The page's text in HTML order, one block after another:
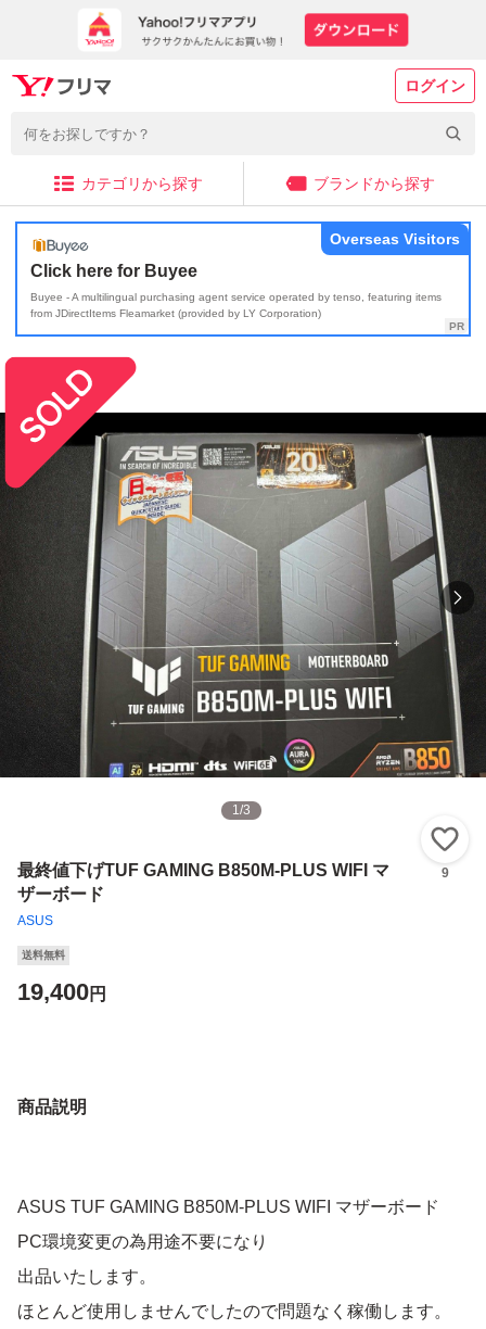
ログイン
カテゴリから探す ブランドから探す
Click here for Buyee
Buyee - A multilingual purchasing agent service operated by tenso, featuring items
from JDirectItems Fleamarket (provided by LY Corporation)
Overseas Visitors
1/3
最終値下げTUF GAMING B850M-PLUS WIFI マ
ザーボード
ASUS
9
送料無料
19,400円
商品説明
ASUS TUF GAMING B850M-PLUS WIFI マザーボード
PC環境変更の為用途不要になり
出品いたします。
ほとんど使用しませんでしたので問題なく稼働します。